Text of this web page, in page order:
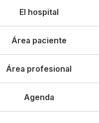
El hospital
Área paciente
Área profesional
Agenda